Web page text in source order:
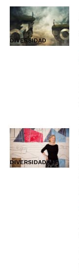
DIVERSIDAD
DIVERSIDAD